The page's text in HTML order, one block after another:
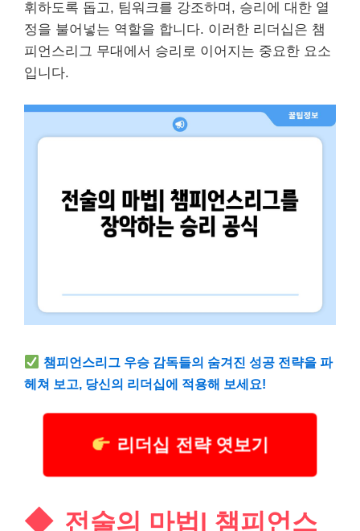
휘하도록 돕고, 팀워크를 강조하며, 승리에 대한 열
정을 불어넣는 역할을 합니다. 이러한 리더십은 챔
피언스리그 무대에서 승리로 이어지는 중요한 요소
입니다.
챔피언스리그 우승 감독들의 숨겨진 성공 전략을 파
헤쳐 보고, 당신의 리더십에 적용해 보세요!
리더십 전략 엿보기
전술의 마법| 챔피언스